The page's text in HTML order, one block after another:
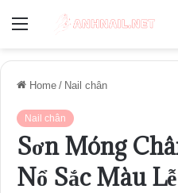
Menu
Home / Nail chân
Nail chân
Sơn Móng
Nổ Sắc Màu